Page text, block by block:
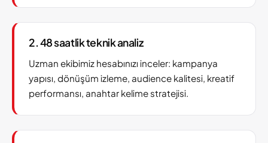
2. 48 saatlik teknik analiz
Uzman ekibimiz hesabınızı inceler: kampanya
yapısı, dönüşüm izleme, audience kalitesi, kreatif
performansı, anahtar kelime stratejisi.